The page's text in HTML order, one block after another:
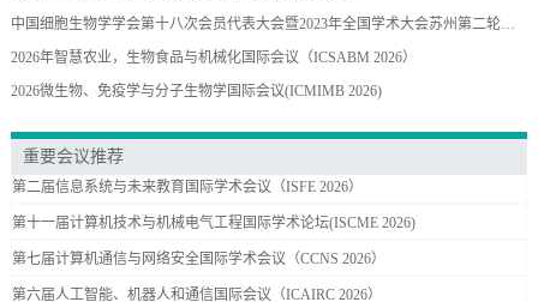
中国细胞生物学学会第十八次会员代表大会暨2023年全国学术大会苏州第二轮通知
2026年智慧农业，生物食品与机械化国际会议（ICSABM 2026）
2026微生物、免疫学与分子生物学国际会议(ICMIMB 2026)
重要会议推荐
第二届信息系统与未来教育国际学术会议（ISFE 2026）
第十一届计算机技术与机械电气工程国际学术论坛(ISCME 2026)
第七届计算机通信与网络安全国际学术会议（CCNS 2026）
第六届人工智能、机器人和通信国际会议（ICAIRC 2026）